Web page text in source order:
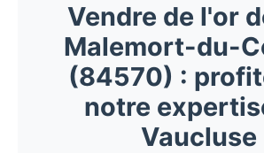
Vendre de l'or
Malemort-du-
(84570) :
notre
Vaucluse